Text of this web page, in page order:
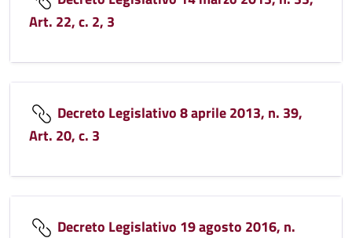
Art. 22, c. 2, 3
Decreto Legislativo 8 aprile 2013, n. 39,
Art. 20, c. 3
Decreto Legislativo 19 agosto 2016, n.